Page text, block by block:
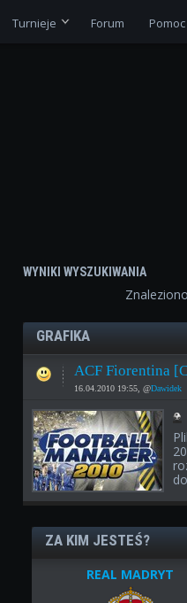
Turnieje Forum Pomoc
WYNIKI WYSZUKIWANIA
Znaleziono
GRAFIKA
ACF Fiorentina
16.04.2010 19:55, @Dawidek
ZA KIM JESTEŚ?
REAL MADRYT